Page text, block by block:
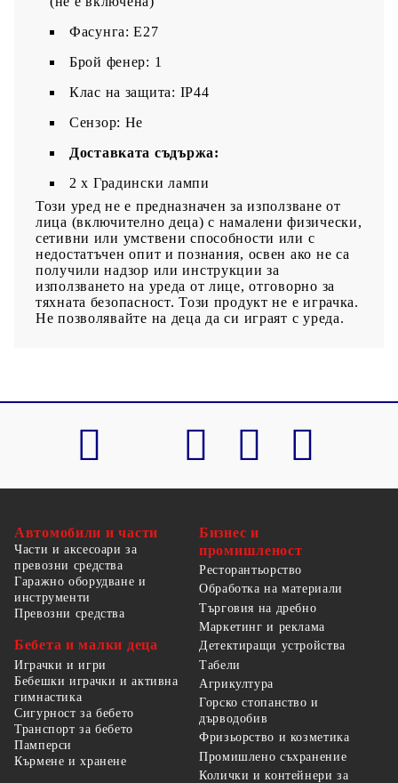
Фасунга: E27
Брой фенер: 1
Клас на защита: IP44
Сензор: Не
Доставката съдържа:
2 х Градински лампи
Този уред не е предназначен за използване от
лица (включително деца) с намалени физически,
сетивни или умствени способности или с
недостатъчен опит и познания, освен ако не са
получили надзор или инструкции за
използването на уреда от лице, отговорно за
тяхната безопасност. Този продукт не е играчка.
Не позволявайте на деца да си играят с уреда.
Автомобили и части
Части и аксесоари за
превозни средства
Гаражно оборудване и
инструменти
Превозни средства
Бебета и малки деца
Играчки и игри
Бебешки играчки и активна
гимнастика
Сигурност за бебето
Транспорт за бебето
Памперси
Кърмене и хранене
Бизнес и
промишленост
Ресторантьорство
Обработка на материали
Търговия на дребно
Маркетинг и реклама
Детектиращи устройства
Табели
Агрикултура
Горско стопанство и
дърводобив
Фризьорство и козметика
Промишлено съхранение
Колички и контейнери за